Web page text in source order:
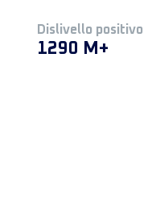
Dislivello positivo
1290 M+